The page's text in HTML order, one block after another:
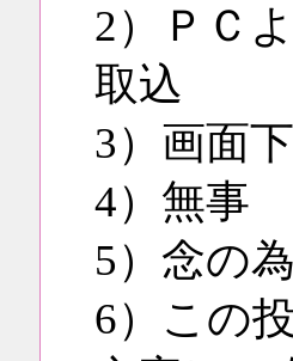
2）ＰＣ
取込
3）画面
4）無事
5）念の
6）この